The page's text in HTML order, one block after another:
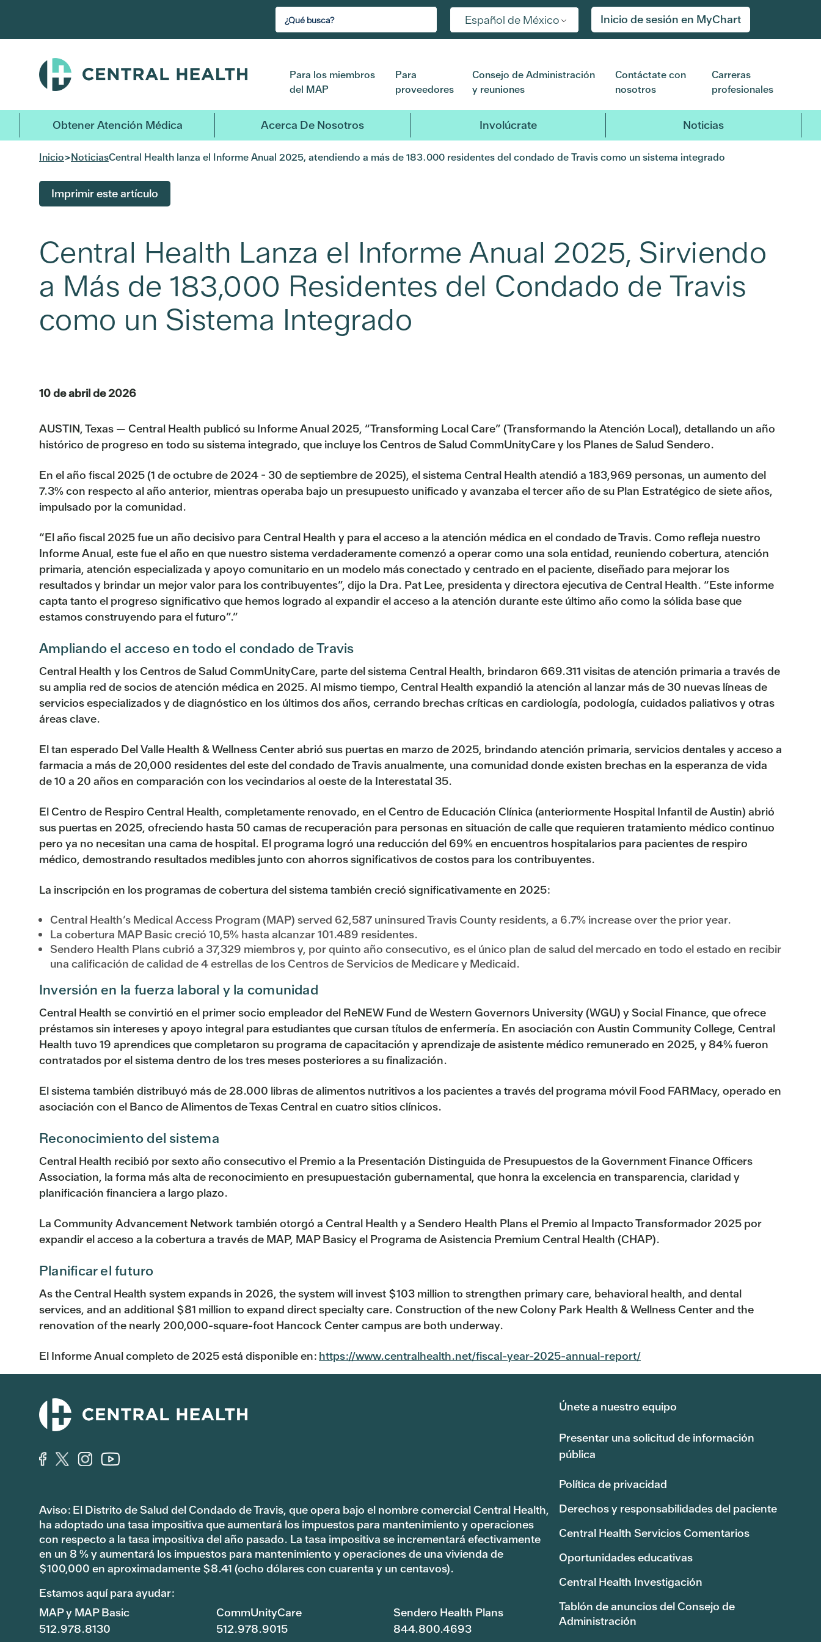
contenido
Español de México Inicio de sesión en MyChart
Para los miembros
del MAP
Para
proveedores
Consejo de Administración
y reuniones
Contáctate con
nosotros
Carreras
profesionales
Obtener Atención Médica Acerca De Nosotros Involúcrate Noticias
Inicio>NoticiasCentral Health lanza el Informe Anual 2025, atendiendo a más de 183.000 residentes del condado de Travis como un sistema integrado
Imprimir este artículo
Central Health Lanza el Informe Anual 2025, Sirviendo
a Más de 183,000 Residentes del Condado de Travis
como un Sistema Integrado
10 de abril de 2026
AUSTIN, Texas — Central Health publicó su Informe Anual 2025, “Transforming Local Care” (Transformando la Atención Local), detallando un año
histórico de progreso en todo su sistema integrado, que incluye los Centros de Salud CommUnityCare y los Planes de Salud Sendero.
En el año fiscal 2025 (1 de octubre de 2024 - 30 de septiembre de 2025), el sistema Central Health atendió a 183,969 personas, un aumento del
7.3% con respecto al año anterior, mientras operaba bajo un presupuesto unificado y avanzaba el tercer año de su Plan Estratégico de siete años,
impulsado por la comunidad.
“El año fiscal 2025 fue un año decisivo para Central Health y para el acceso a la atención médica en el condado de Travis. Como refleja nuestro
Informe Anual, este fue el año en que nuestro sistema verdaderamente comenzó a operar como una sola entidad, reuniendo cobertura, atención
primaria, atención especializada y apoyo comunitario en un modelo más conectado y centrado en el paciente, diseñado para mejorar los
resultados y brindar un mejor valor para los contribuyentes”, dijo la Dra. Pat Lee, presidenta y directora ejecutiva de Central Health. “Este informe
capta tanto el progreso significativo que hemos logrado al expandir el acceso a la atención durante este último año como la sólida base que
estamos construyendo para el futuro”.”
Ampliando el acceso en todo el condado de Travis
Central Health y los Centros de Salud CommUnityCare, parte del sistema Central Health, brindaron 669.311 visitas de atención primaria a través de
su amplia red de socios de atención médica en 2025. Al mismo tiempo, Central Health expandió la atención al lanzar más de 30 nuevas líneas de
servicios especializados y de diagnóstico en los últimos dos años, cerrando brechas críticas en cardiología, podología, cuidados paliativos y otras
áreas clave.
El tan esperado Del Valle Health & Wellness Center abrió sus puertas en marzo de 2025, brindando atención primaria, servicios dentales y acceso a
farmacia a más de 20,000 residentes del este del condado de Travis anualmente, una comunidad donde existen brechas en la esperanza de vida
de 10 a 20 años en comparación con los vecindarios al oeste de la Interestatal 35.
El Centro de Respiro Central Health, completamente renovado, en el Centro de Educación Clínica (anteriormente Hospital Infantil de Austin) abrió
sus puertas en 2025, ofreciendo hasta 50 camas de recuperación para personas en situación de calle que requieren tratamiento médico continuo
pero ya no necesitan una cama de hospital. El programa logró una reducción del 69% en encuentros hospitalarios para pacientes de respiro
médico, demostrando resultados medibles junto con ahorros significativos de costos para los contribuyentes.
La inscripción en los programas de cobertura del sistema también creció significativamente en 2025:
Central Health’s Medical Access Program (MAP) served 62,587 uninsured Travis County residents, a 6.7% increase over the prior year.
La cobertura MAP Basic creció 10,5% hasta alcanzar 101.489 residentes.
Sendero Health Plans cubrió a 37,329 miembros y, por quinto año consecutivo, es el único plan de salud del mercado en todo el estado en recibir
una calificación de calidad de 4 estrellas de los Centros de Servicios de Medicare y Medicaid.
Inversión en la fuerza laboral y la comunidad
Central Health se convirtió en el primer socio empleador del ReNEW Fund de Western Governors University (WGU) y Social Finance, que ofrece
préstamos sin intereses y apoyo integral para estudiantes que cursan títulos de enfermería. En asociación con Austin Community College, Central
Health tuvo 19 aprendices que completaron su programa de capacitación y aprendizaje de asistente médico remunerado en 2025, y 84% fueron
contratados por el sistema dentro de los tres meses posteriores a su finalización.
El sistema también distribuyó más de 28.000 libras de alimentos nutritivos a los pacientes a través del programa móvil Food FARMacy, operado en
asociación con el Banco de Alimentos de Texas Central en cuatro sitios clínicos.
Reconocimiento del sistema
Central Health recibió por sexto año consecutivo el Premio a la Presentación Distinguida de Presupuestos de la Government Finance Officers
Association, la forma más alta de reconocimiento en presupuestación gubernamental, que honra la excelencia en transparencia, claridad y
planificación financiera a largo plazo.
La Community Advancement Network también otorgó a Central Health y a Sendero Health Plans el Premio al Impacto Transformador 2025 por
expandir el acceso a la cobertura a través de MAP, MAP Basicy el Programa de Asistencia Premium Central Health (CHAP).
Planificar el futuro
As the Central Health system expands in 2026, the system will invest $103 million to strengthen primary care, behavioral health, and dental
services, and an additional $81 million to expand direct specialty care. Construction of the new Colony Park Health & Wellness Center and the
renovation of the nearly 200,000-square-foot Hancock Center campus are both underway.
El Informe Anual completo de 2025 está disponible en: https://www.centralhealth.net/fiscal-year-2025-annual-report/
Aviso: El Distrito de Salud del Condado de Travis, que opera bajo el nombre comercial Central Health,
ha adoptado una tasa impositiva que aumentará los impuestos para mantenimiento y operaciones
con respecto a la tasa impositiva del año pasado. La tasa impositiva se incrementará efectivamente
en un 8 % y aumentará los impuestos para mantenimiento y operaciones de una vivienda de
$100,000 en aproximadamente $8.41 (ocho dólares con cuarenta y un centavos).
Estamos aquí para ayudar:
MAP y MAP Basic
512.978.8130
CommUnityCare
512.978.9015
Sendero Health Plans
844.800.4693
Únete a nuestro equipo
Presentar una solicitud de información
pública
Política de privacidad
Derechos y responsabilidades del paciente
Central Health Servicios Comentarios
Oportunidades educativas
Central Health Investigación
Tablón de anuncios del Consejo de
Administración